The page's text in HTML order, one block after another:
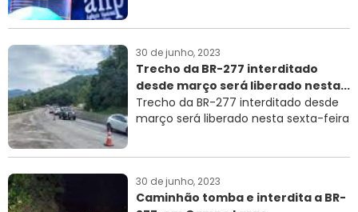
30 de junho, 2023
Trecho da BR-277 interditado
desde março será liberado nesta...
Trecho da BR-277 interditado desde
março será liberado nesta sexta-feira
30 de junho, 2023
Caminhão tomba e interdita a BR-